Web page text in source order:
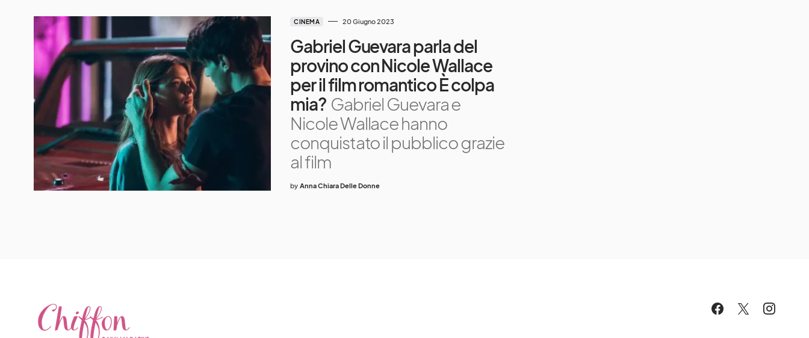
CINEMA 20 Giugno 2023
Gabriel Guevara parla del
provino con Nicole Wallace
per il film romantico È colpa
mia? Gabriel Guevara e
Nicole Wallace hanno
conquistato il pubblico grazie
al film
by Anna Chiara Delle Donne